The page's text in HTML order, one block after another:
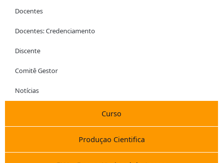
Curso
Produçao Cientifica
Docentes
Docentes: Credenciamento
Discente
Comitê Gestor
Notícias